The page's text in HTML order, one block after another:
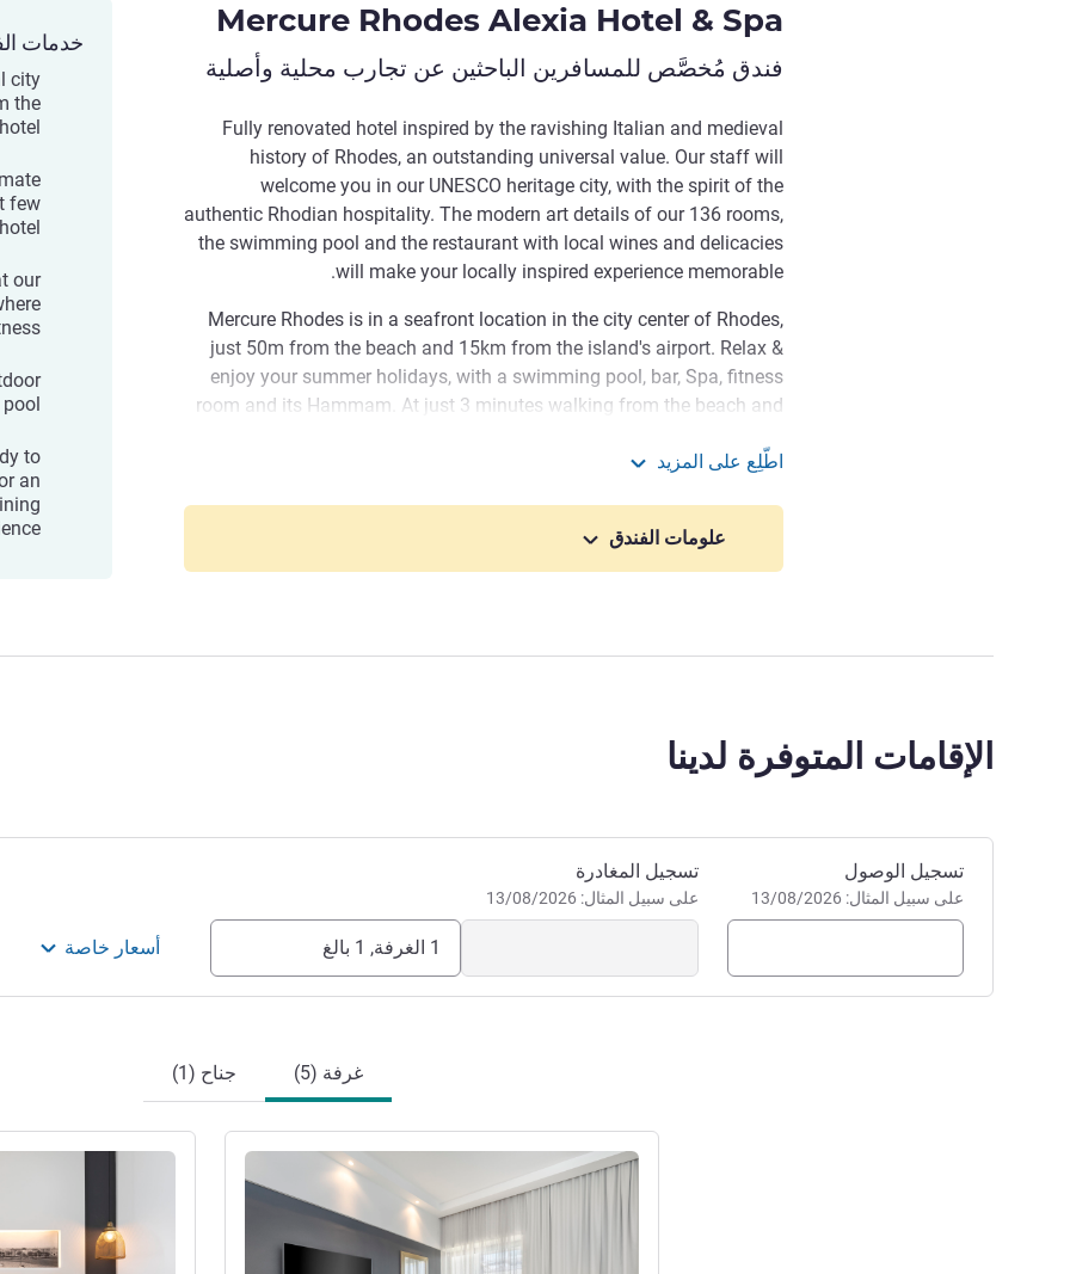
Mercure Rhodes Alexia Hotel & Spa
فندق مُخصَّص للمسافرين الباحثين عن تجارب محلية وأصلية
Fully renovated hotel inspired by the ravishing Italian and medieval
history of Rhodes, an outstanding universal value. Our staff will
welcome you in our UNESCO heritage city, with the spirit of the
authentic Rhodian hospitality. The modern art details of our 136 rooms,
the swimming pool and the restaurant with local wines and delicacies
will make your locally inspired experience memorable.
Mercure Rhodes is in a seafront location in the city center of Rhodes,
just 50m from the beach and 15km from the island's airport. Relax &
enjoy your summer holidays, with a swimming pool, bar, Spa, fitness
room and its Hammam. At just 3 minutes walking from the beach and
in an ideal location for guests who want to relax while at the same time
The Mercure Rhodes Alexia team welcomes you to the amazing
Rhodes. Enjoy your stay to discover all the riches of our magnificent
اطّلِع على المزيد
علومات الفندق
خدمات
city
the
hotel.
few
our
to
an
.
الإقامات المتوفرة لدينا
احجز في هذا الفندق
تسجيل الوصول
على سبيل المثال: 13/08/2026
تسجيل المغادرة
على سبيل المثال: 13/08/2026
1 الغرفة, 1 بالغ أسعار خاصة
غرفة (5) جناح (1)
راجع التفاصيل راجع التفاصيل